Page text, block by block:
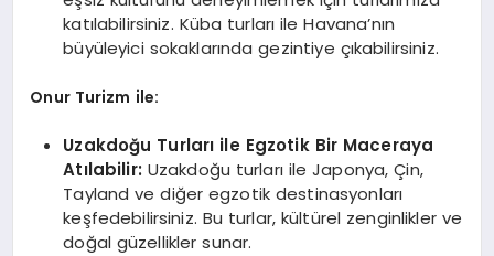
katılabilirsiniz. Küba turları ile Havana’nın
büyüleyici sokaklarında gezintiye çıkabilirsiniz.
Onur Turizm ile:
Uzakdoğu Turları ile Egzotik Bir Maceraya
Atılabilir: Uzakdoğu turları ile Japonya, Çin,
Tayland ve diğer egzotik destinasyonları
keşfedebilirsiniz. Bu turlar, kültürel zenginlikler ve
doğal güzellikler sunar.